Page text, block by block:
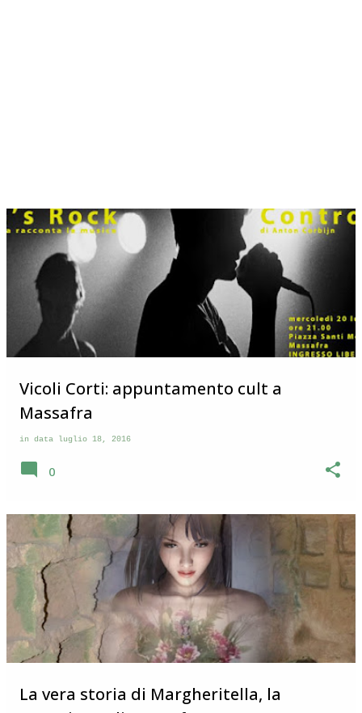
Vicoli Corti: appuntamento cult a
Massafra
in data luglio 18, 2016
0
La vera storia di Margheritella, la